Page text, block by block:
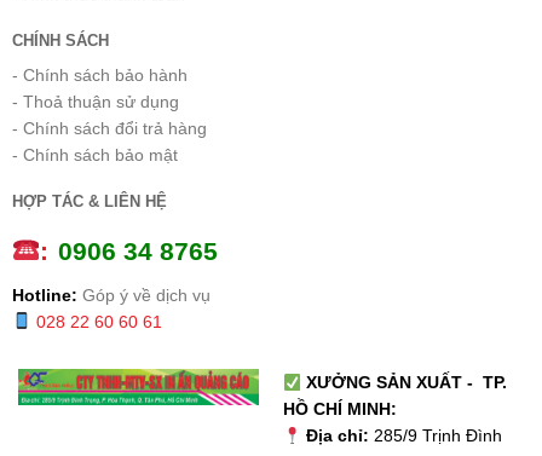
CHÍNH SÁCH
- Chính sách bảo hành
- Thoả thuận sử dụng
- Chính sách đổi trả hàng
- Chính sách bảo mật
HỢP TÁC & LIÊN HỆ
: 0906 34 8765
Hotline: Góp ý về dịch vụ
028 22 60 60 61
XƯỞNG SẢN XUẤT - TP.
HỒ CHÍ MINH:
Địa chỉ: 285/9 Trịnh Đình